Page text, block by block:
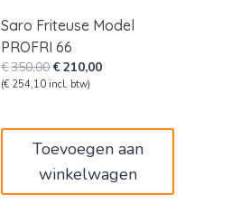
Saro Friteuse Model
PROFRI 66
€350,00Oorspronkelijke
prijs
€210,00Huidige
(€ 254,10 incl. btw)
Toevoegen aan
winkelwagen